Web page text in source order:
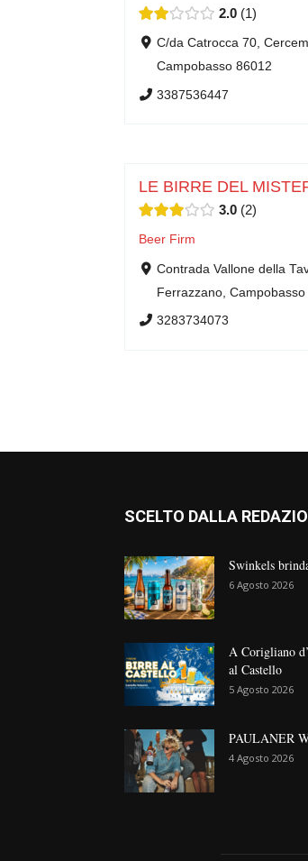
2.0 1
C/da Catrocca 70,
Campobasso 86012
3387536447
LE BIRRE DEL
3.0 2
Beer Firm
Contrada Vallone della
Ferrazzano,
3283734073
SCELTO DALLA
Swinkels
6 Agosto 2026
A Corigliano
al Castello
5 Agosto 2026
PAULANER
4 Agosto 2026